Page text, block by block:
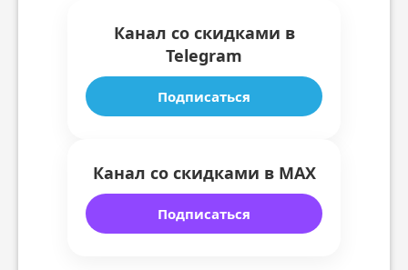
Канал со скидками в
Telegram
Подписаться
Канал со скидками в MAX
Подписаться